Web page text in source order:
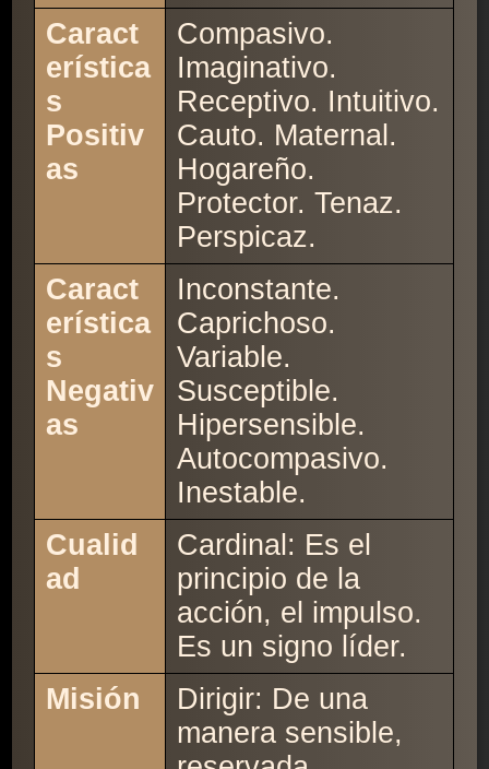
Caract
erística
s
Positiv
as
Compasivo.
Imaginativo.
Receptivo. Intuitivo.
Cauto. Maternal.
Hogareño.
Protector. Tenaz.
Perspicaz.
Caract
erística
s
Negativ
as
Inconstante.
Caprichoso.
Variable.
Susceptible.
Hipersensible.
Autocompasivo.
Inestable.
Cualid
ad
Cardinal: Es el
principio de la
acción, el impulso.
Es un signo líder.
Misión
Dirigir: De una
manera sensible,